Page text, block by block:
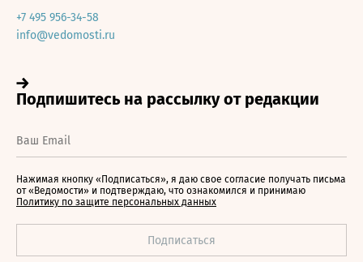
+7 495 956-34-58
info@vedomosti.ru
Нажимая кнопку «Подписаться», я даю свое согласие получать письма
от «Ведомости» и подтверждаю, что ознакомился и принимаю
Политику по защите персональных данных